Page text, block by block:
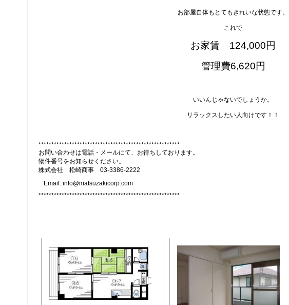
お部屋自体もとてもきれいな状態です。
これで
お家賃 124,000円
管理費6,620円
いいんじゃないでしょうか。
リラックスしたい人向けです！！
*******************************************************
お問い合わせは電話・メールにて、お待ちしております。
物件番号をお知らせください。
*******************************************************